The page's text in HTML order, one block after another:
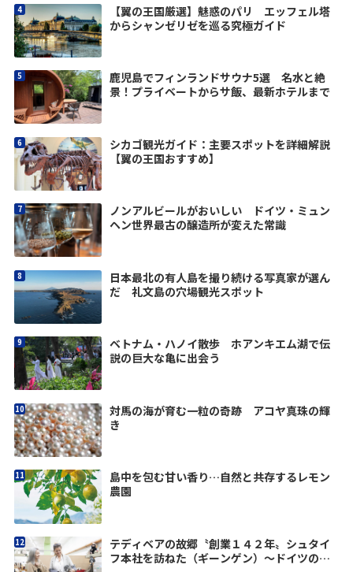
【翼の王国厳選】魅惑のパリ エッフェル塔
からシャンゼリゼを巡る究極ガイド
鹿児島でフィンランドサウナ5選 名水と絶
景！プライベートからサ飯、最新ホテルまで
シカゴ観光ガイド：主要スポットを詳細解説
【翼の王国おすすめ】
ノンアルビールがおいしい ドイツ・ミュン
ヘン世界最古の醸造所が変えた常識
日本最北の有人島を撮り続ける写真家が選ん
だ 礼文島の穴場観光スポット
ベトナム・ハノイ散歩 ホアンキエム湖で伝
説の巨大な亀に出会う
対馬の海が育む一粒の奇跡 アコヤ真珠の輝
き
島中を包む甘い香り…自然と共存するレモン
農園
テディベアの故郷〝創業１４２年〟シュタイ
フ本社を訪ねた（ギーンゲン）〜ドイツの優